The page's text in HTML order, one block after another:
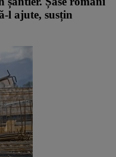
l ajute, susțin